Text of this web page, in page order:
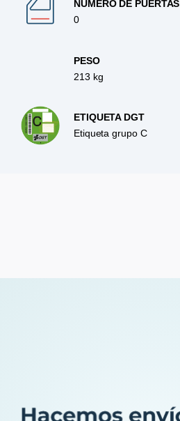
NÚMERO DE PUERTAS
0
PESO
213 kg
ETIQUETA DGT
Etiqueta grupo C